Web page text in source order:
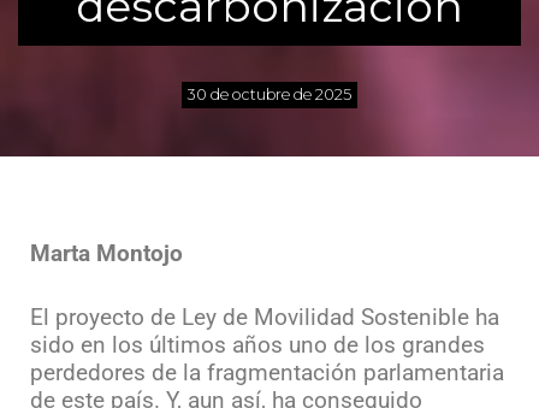
30 de octubre de 2025
Marta Montojo
El proyecto de Ley de Movilidad Sostenible ha
sido en los últimos años uno de los grandes
perdedores de la fragmentación parlamentaria
de este país. Y, aun así, ha conseguido